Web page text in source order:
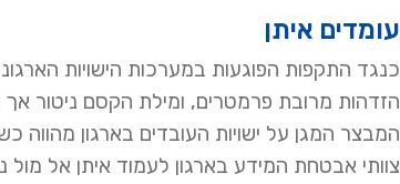
עומדים איתן
כנגד התקפות הפוגעות במערכות הישויות
הזדהות מרובת פרמטרים, ומילת הקסם ניטור
המבצר המגן על ישויות העובדים בארגון מהווה
צוותי אבטחת המידע בארגון לעמוד איתן אל מול